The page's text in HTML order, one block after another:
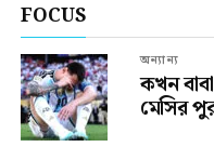
FOCUS
অন্যান্য
কখন
মেসির